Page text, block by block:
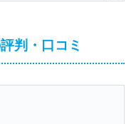
判・口コミ